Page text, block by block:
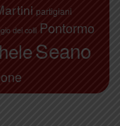
partigiani
dei colli Pontormo
Seano